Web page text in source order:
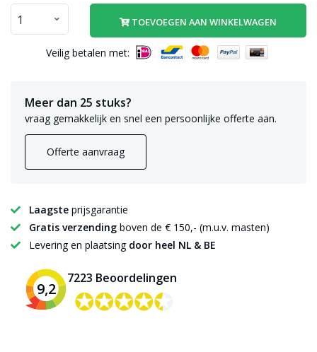
TOEVOEGEN AAN WINKELWAGEN
Veilig betalen met:
Meer dan 25 stuks?
vraag gemakkelijk en snel een persoonlijke offerte aan.
Offerte aanvraag
Laagste prijsgarantie
Gratis verzending boven de € 150,- (m.u.v. masten)
Levering en plaatsing door heel NL & BE
9,2
7223 Beoordelingen
✪✪✪✪✪
✪✪✪✪✪